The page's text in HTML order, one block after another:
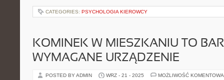
CATEGORIES: PSYCHOLOGIA KIEROWCY
KOMINEK W MIESZKANIU TO
WYMAGANE URZĄDZENIE
POSTED BY ADMIN WRZ - 21 - 2025 MOŻLIWOŚĆ